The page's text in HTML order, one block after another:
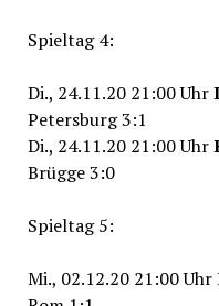
Spieltag 4:
Di., 24.11.20 21:00 Uhr
Petersburg 3:1
Di., 24.11.20 21:00 Uhr
Brügge 3:0
Spieltag 5:
Mi., 02.12.20 21:00